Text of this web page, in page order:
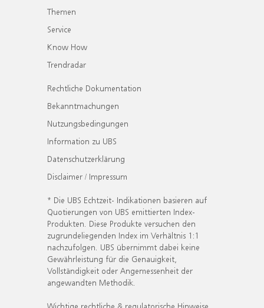
Themen
Service
Know How
Trendradar
Rechtliche Dokumentation
Bekanntmachungen
Nutzungsbedingungen
Information zu UBS
Datenschutzerklärung
Disclaimer / Impressum
* Die UBS Echtzeit- Indikationen basieren auf
Quotierungen von UBS emittierten Index-
Produkten. Diese Produkte versuchen den
zugrundeliegenden Index im Verhältnis 1:1
nachzufolgen. UBS übernimmt dabei keine
Gewährleistung für die Genauigkeit,
Vollständigkeit oder Angemessenheit der
angewandten Methodik.